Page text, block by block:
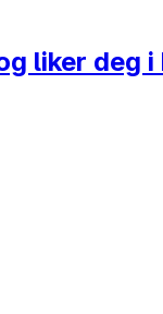
liker deg